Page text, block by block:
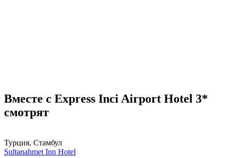
Вместе с Express Inci Airport Hotel 3*
смотрят
Турция, Стамбул
Sultanahmet Inn Hotel